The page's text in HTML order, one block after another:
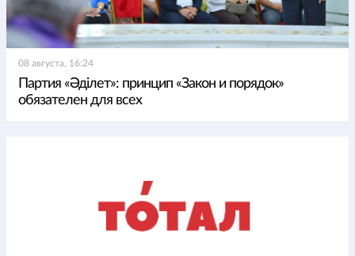
08 августа, 16:24
Партия «Әділет»: принцип «Закон и порядок»
обязателен для всех